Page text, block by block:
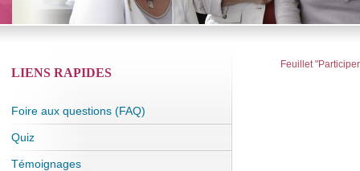
Feuillet
LIENS RAPIDES
Foire aux questions (FAQ)
Quiz
Témoignages